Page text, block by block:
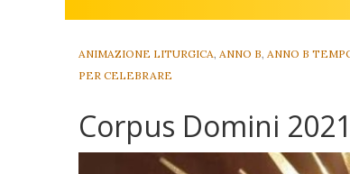
ANIMAZIONE LITURGICA ANNO B ANNO B
PER CELEBRARE
Corpus Domini 2021